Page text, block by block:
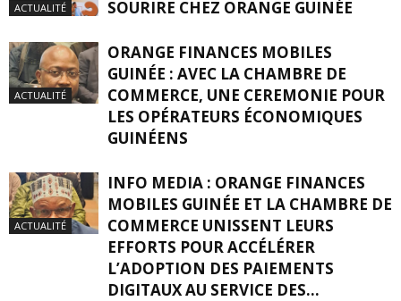
ACTUALITÉ
SOURIRE CHEZ ORANGE GUINÉE
ACTUALITÉ
ORANGE FINANCES MOBILES
GUINÉE : AVEC LA CHAMBRE DE
COMMERCE, UNE CEREMONIE POUR
LES OPÉRATEURS ÉCONOMIQUES
GUINÉENS
ACTUALITÉ
INFO MEDIA : ORANGE FINANCES
MOBILES GUINÉE ET LA CHAMBRE DE
COMMERCE UNISSENT LEURS
EFFORTS POUR ACCÉLÉRER
L’ADOPTION DES PAIEMENTS
DIGITAUX AU SERVICE DES...